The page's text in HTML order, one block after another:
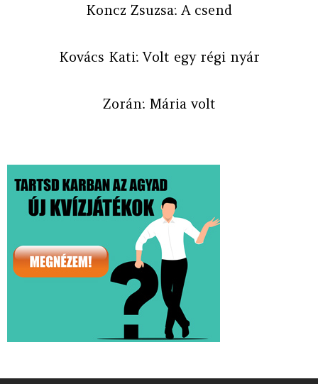
Koncz Zsuzsa: A csend
Kovács Kati: Volt egy régi nyár
Zorán: Mária volt